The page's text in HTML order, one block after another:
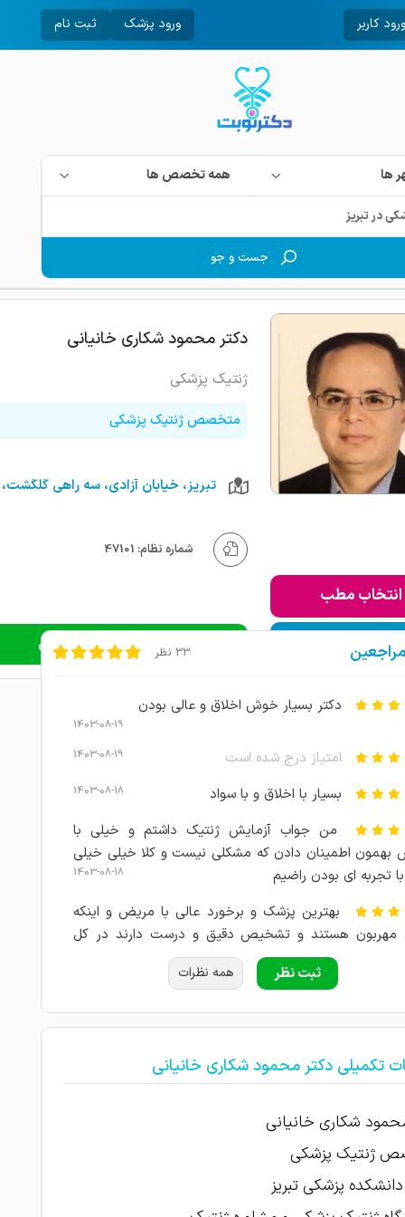
ورود کاربر ورود پزشک ثبت نام
ها همه تخصص ها
جست و جو
انتخاب مطب
به لیست من
دکتر محمود شکاری خانیانی
ژنتیک پزشکی
متخصص ژنتیک پزشکی
شماره نظام: 47101
دریافت نوبت اینترنتی 33 نظر
دکتر بسیار خوش اخلاق و عالی بودن
1403-08-19
امتیاز درج شده است 1403-08-19
بسیار با اخلاق و با سواد 1403-08-18
من جواب آزمایش ژنتیک داشتم و خیلی با
بهمون اطمینان دادن که مشکلی نیست و کلا خیلی خیلی
تجربه ای بودن راضیم
1403-08-18
بهترین پزشک و برخورد عالی با مریض و اینکه
مهربون هستند و تشخیص دقیق و درست دارند در کل
بگم فوق العاده هستند
امتیاز درج شده است
علت مراجعه : آزمایش ژنتیکی 1403-08-16
راضی
راهنمایی کردن من دچار استرس و نگرانی زیادی بودم خیلی
شدم با کمک ایشون من یه آزمایش دادم منتظر جوابش
همون نتیجه ای که میخام باشه.خیلی تشکر میکنم
ثبت نظر همه نظرات
تکمیلی دکتر محمود شکاری خانیانی
شکاری خانیانی
ژنتيک پزشكی
پزشكي تبريز